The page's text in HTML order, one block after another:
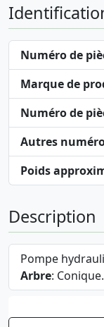
Numéro de
Marque de
Numéro de
Autres
Poids
Description
Pompe
Arbre: Conique.